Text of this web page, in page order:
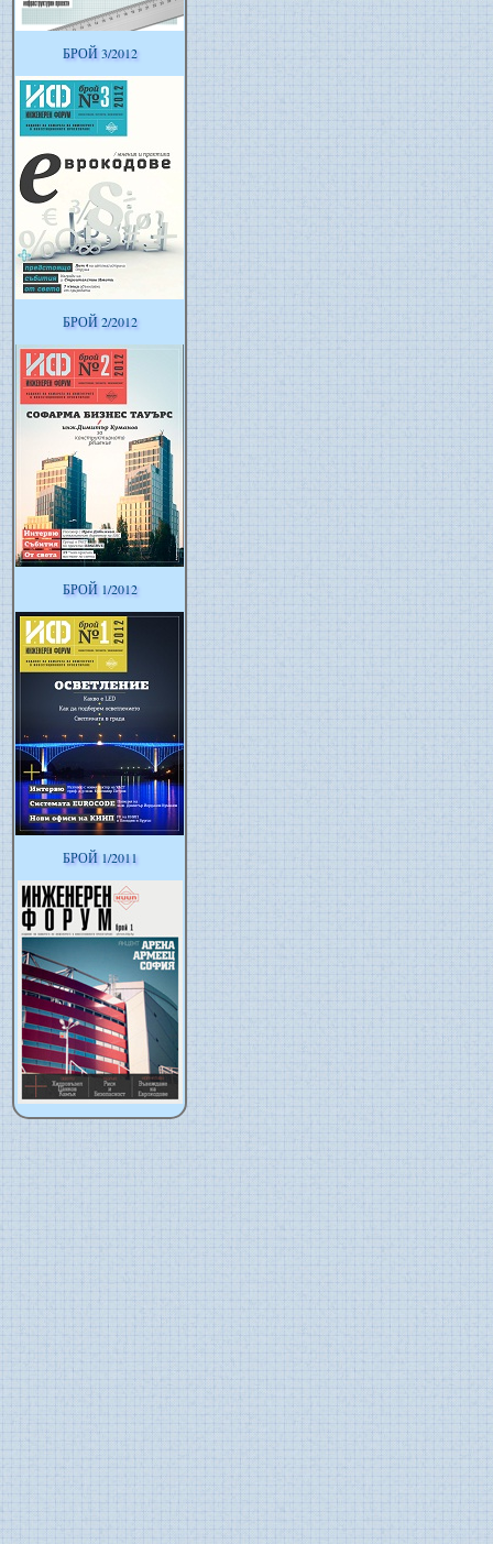
БРОЙ 3/2012
БРОЙ 2/2012
БРОЙ 1/2012
БРОЙ 1/2011